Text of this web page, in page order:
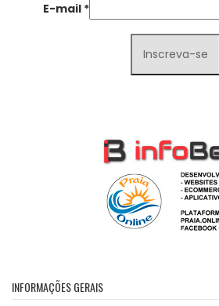
E-mail *
INFORMAÇÕES GERAIS